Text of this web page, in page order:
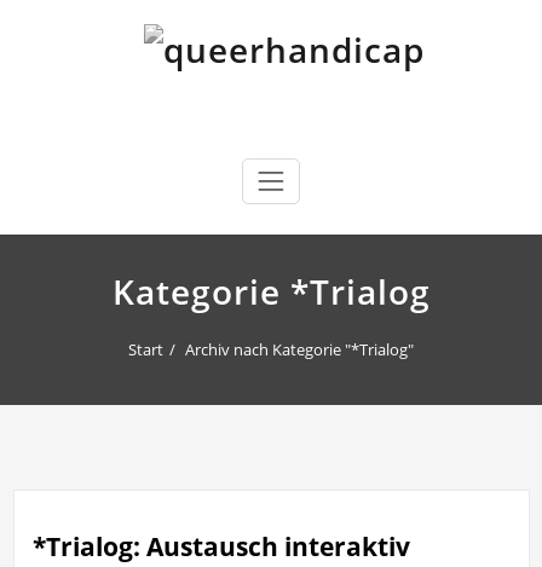
queerhandicap
Kategorie *Trialog
Start Archiv nach Kategorie "*Trialog"
*Trialog: Austausch interaktiv